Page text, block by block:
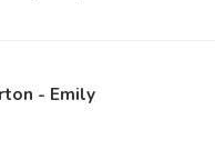
- Emily